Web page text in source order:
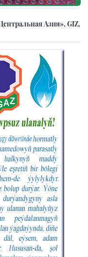
Азия», GIZ,